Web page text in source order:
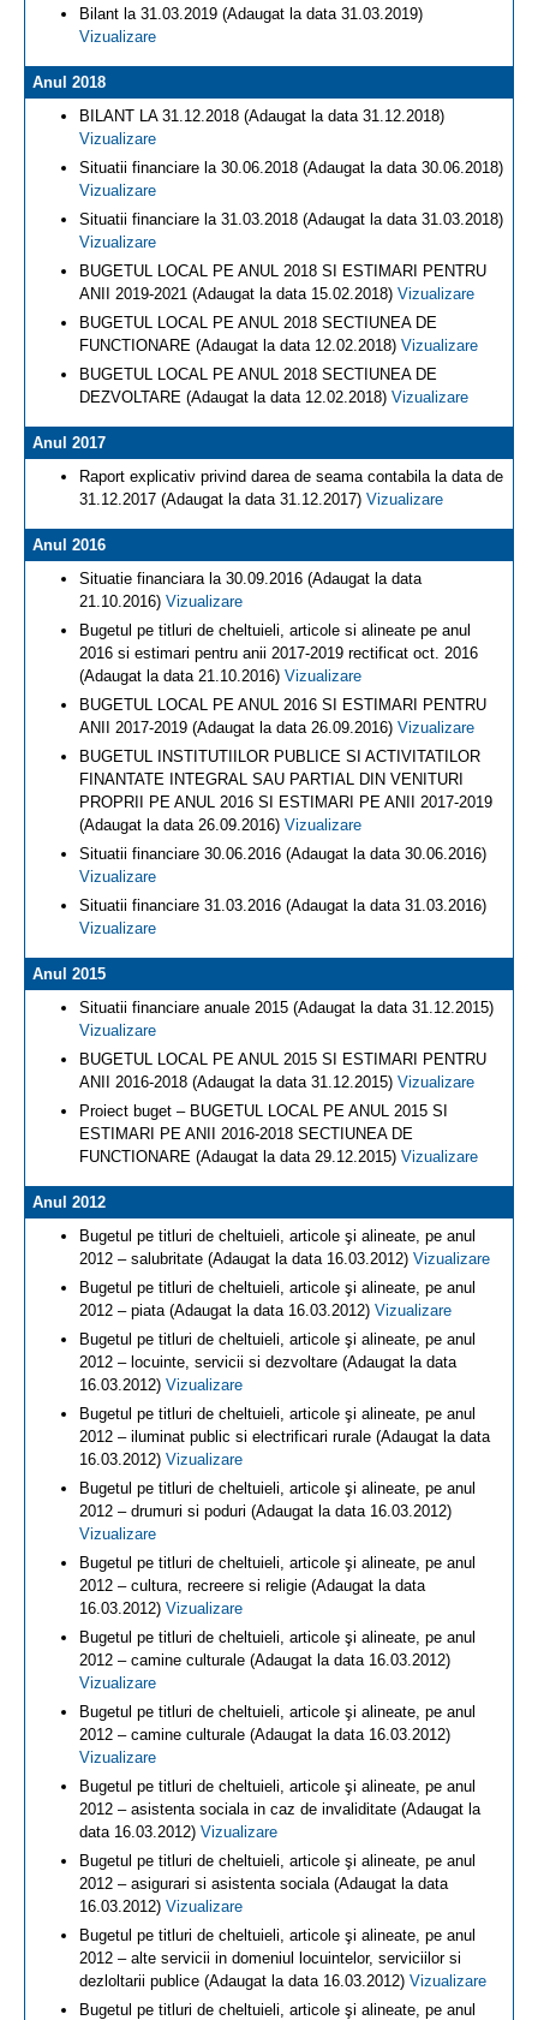
Bilant la 31.03.2019 (Adaugat la data 31.03.2019)
Vizualizare
Anul 2018
BILANT LA 31.12.2018 (Adaugat la data 31.12.2018)
Vizualizare
Situatii financiare la 30.06.2018 (Adaugat la data 30.06.2018)
Vizualizare
Situatii financiare la 31.03.2018 (Adaugat la data 31.03.2018)
Vizualizare
BUGETUL LOCAL PE ANUL 2018 SI ESTIMARI PENTRU
ANII 2019-2021 (Adaugat la data 15.02.2018) Vizualizare
BUGETUL LOCAL PE ANUL 2018 SECTIUNEA DE
FUNCTIONARE (Adaugat la data 12.02.2018) Vizualizare
BUGETUL LOCAL PE ANUL 2018 SECTIUNEA DE
DEZVOLTARE (Adaugat la data 12.02.2018) Vizualizare
Anul 2017
Raport explicativ privind darea de seama contabila la data de
31.12.2017 (Adaugat la data 31.12.2017) Vizualizare
Anul 2016
Situatie financiara la 30.09.2016 (Adaugat la data
21.10.2016) Vizualizare
Bugetul pe titluri de cheltuieli, articole si alineate pe anul
2016 si estimari pentru anii 2017-2019 rectificat oct. 2016
(Adaugat la data 21.10.2016) Vizualizare
BUGETUL LOCAL PE ANUL 2016 SI ESTIMARI PENTRU
ANII 2017-2019 (Adaugat la data 26.09.2016) Vizualizare
BUGETUL INSTITUTIILOR PUBLICE SI ACTIVITATILOR
FINANTATE INTEGRAL SAU PARTIAL DIN VENITURI
PROPRII PE ANUL 2016 SI ESTIMARI PE ANII 2017-2019
(Adaugat la data 26.09.2016) Vizualizare
Situatii financiare 30.06.2016 (Adaugat la data 30.06.2016)
Vizualizare
Situatii financiare 31.03.2016 (Adaugat la data 31.03.2016)
Vizualizare
Anul 2015
Situatii financiare anuale 2015 (Adaugat la data 31.12.2015)
Vizualizare
BUGETUL LOCAL PE ANUL 2015 SI ESTIMARI PENTRU
ANII 2016-2018 (Adaugat la data 31.12.2015) Vizualizare
Proiect buget – BUGETUL LOCAL PE ANUL 2015 SI
ESTIMARI PE ANII 2016-2018 SECTIUNEA DE
FUNCTIONARE (Adaugat la data 29.12.2015) Vizualizare
Anul 2012
Bugetul pe titluri de cheltuieli, articole şi alineate, pe anul
2012 – salubritate (Adaugat la data 16.03.2012) Vizualizare
Bugetul pe titluri de cheltuieli, articole şi alineate, pe anul
2012 – piata (Adaugat la data 16.03.2012) Vizualizare
Bugetul pe titluri de cheltuieli, articole şi alineate, pe anul
2012 – locuinte, servicii si dezvoltare (Adaugat la data
16.03.2012) Vizualizare
Bugetul pe titluri de cheltuieli, articole şi alineate, pe anul
2012 – iluminat public si electrificari rurale (Adaugat la data
16.03.2012) Vizualizare
Bugetul pe titluri de cheltuieli, articole şi alineate, pe anul
2012 – drumuri si poduri (Adaugat la data 16.03.2012)
Vizualizare
Bugetul pe titluri de cheltuieli, articole şi alineate, pe anul
2012 – cultura, recreere si religie (Adaugat la data
16.03.2012) Vizualizare
Bugetul pe titluri de cheltuieli, articole şi alineate, pe anul
2012 – camine culturale (Adaugat la data 16.03.2012)
Vizualizare
Bugetul pe titluri de cheltuieli, articole şi alineate, pe anul
2012 – camine culturale (Adaugat la data 16.03.2012)
Vizualizare
Bugetul pe titluri de cheltuieli, articole şi alineate, pe anul
2012 – asistenta sociala in caz de invaliditate (Adaugat la
data 16.03.2012) Vizualizare
Bugetul pe titluri de cheltuieli, articole şi alineate, pe anul
2012 – asigurari si asistenta sociala (Adaugat la data
16.03.2012) Vizualizare
Bugetul pe titluri de cheltuieli, articole şi alineate, pe anul
2012 – alte servicii in domeniul locuintelor, serviciilor si
dezloltarii publice (Adaugat la data 16.03.2012) Vizualizare
Bugetul pe titluri de cheltuieli, articole şi alineate, pe anul